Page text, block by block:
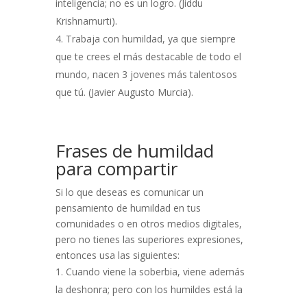
inteligencia; no es un logro. (Jiddu
Krishnamurti).
Trabaja con humildad, ya que siempre
que te crees el más destacable de todo el
mundo, nacen 3 jovenes más talentosos
que tú. (Javier Augusto Murcia).
Frases de humildad
para compartir
Si lo que deseas es comunicar un
pensamiento de humildad en tus
comunidades o en otros medios digitales,
pero no tienes las superiores expresiones,
entonces usa las siguientes:
Cuando viene la soberbia, viene además
la deshonra; pero con los humildes está la